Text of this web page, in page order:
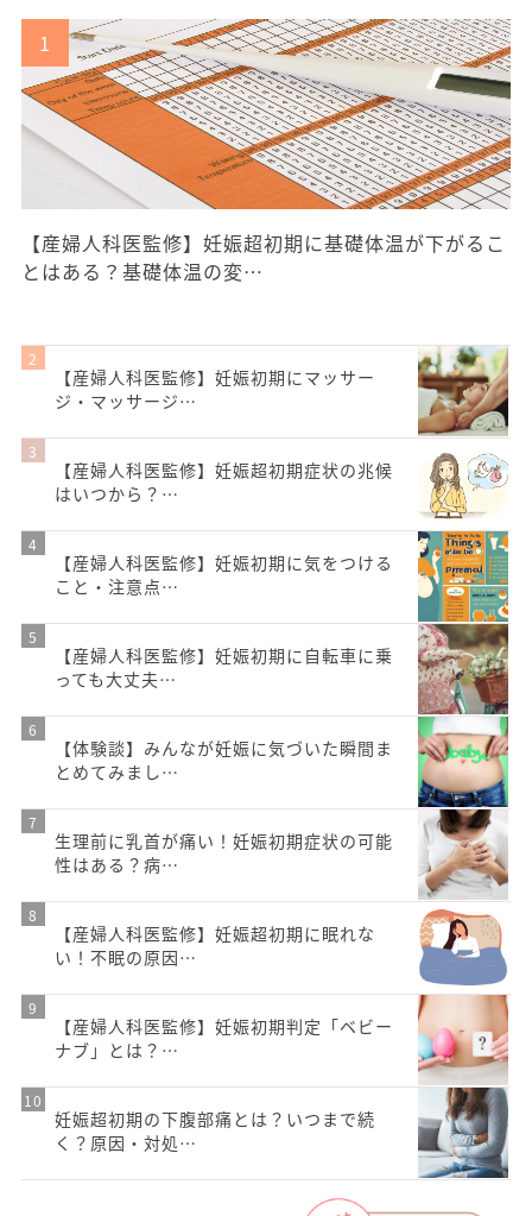
【産婦人科医監修】妊娠超初期に基礎体温が下がるこ
とはある？基礎体温の変…
【産婦人科医監修】妊娠初期にマッサー
ジ・マッサージ…
【産婦人科医監修】妊娠超初期症状の兆候
はいつから？…
【産婦人科医監修】妊娠初期に気をつける
こと・注意点…
【産婦人科医監修】妊娠初期に自転車に乗
っても大丈夫…
【体験談】みんなが妊娠に気づいた瞬間ま
とめてみまし…
生理前に乳首が痛い！妊娠初期症状の可能
性はある？病…
【産婦人科医監修】妊娠超初期に眠れな
い！不眠の原因…
【産婦人科医監修】妊娠初期判定「ベビー
ナブ」とは？…
妊娠超初期の下腹部痛とは？いつまで続
く？原因・対処…